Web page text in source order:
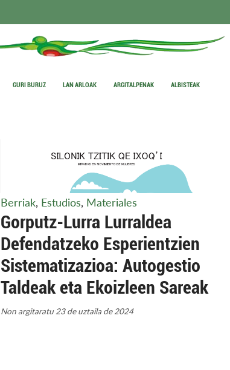
GURI BURUZ LAN ARLOAK ARGITALPENAK ALBISTEAK
Berriak, Estudios, Materiales
Gorputz-Lurra Lurraldea
Defendatzeko Esperientzien
Sistematizazioa: Autogestio
Taldeak eta Ekoizleen Sareak
Non argitaratu 23 de uztaila de 2024